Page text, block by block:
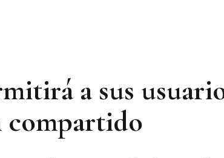
a sus
compartido